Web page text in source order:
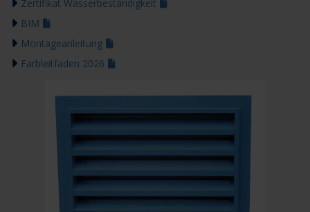
Zertifikat Wasserbeständigkeit
BIM
Montageanleitung
Farbleitfaden 2026